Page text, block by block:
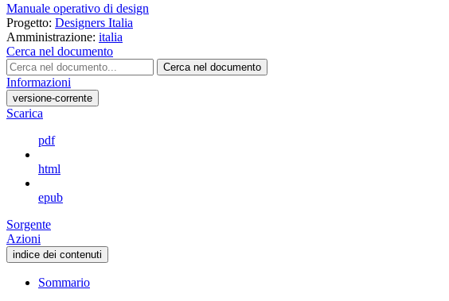
Manuale operativo di design
Progetto: Designers Italia
Amministrazione: italia
Cerca nel documento
Cerca nel documento
Informazioni
versione-corrente
Scarica
pdf
html
epub
Sorgente
Azioni
indice dei contenuti
Sommario